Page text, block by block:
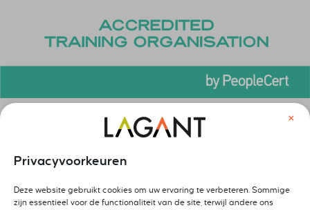
Privacyvoorkeuren
×
Deze website gebruikt cookies om uw ervaring te verbeteren. Sommige
zijn essentieel voor de functionaliteit van de site, terwijl andere ons